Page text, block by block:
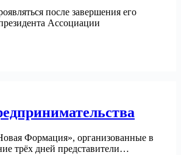
после завершения его
Ассоциации
Формация», организованные в
трёх дней представители…